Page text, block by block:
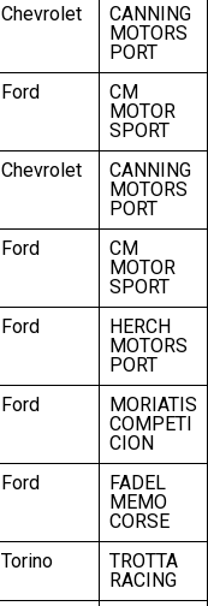
Chevrolet
CANNING
MOTORS
PORT
Ford
CM
MOTOR
SPORT
Chevrolet
CANNING
MOTORS
PORT
Ford
CM
MOTOR
SPORT
Ford
HERCH
MOTORS
PORT
Ford
MORIATIS
COMPETI
CION
Ford
FADEL
MEMO
CORSE
Torino
TROTTA
RACING